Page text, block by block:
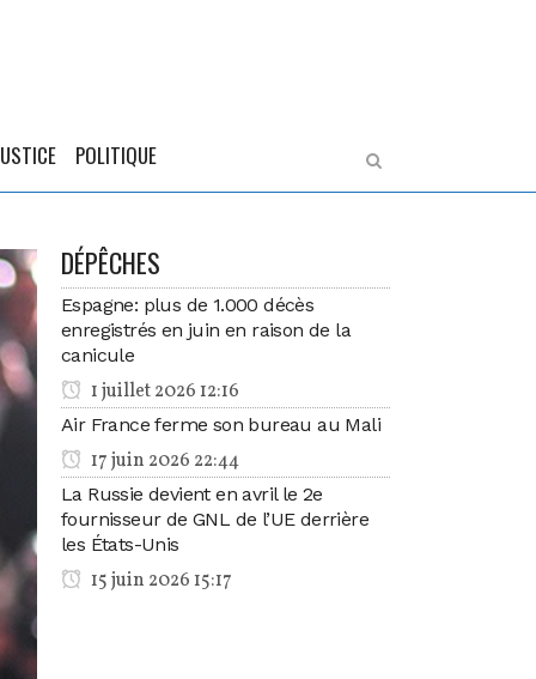
POLITIQUE
DÉPÊCHES
Espagne: plus de 1.000 décès
enregistrés en juin en raison de la
canicule
1 juillet 2026 12:16
Air France ferme son bureau au Mali
17 juin 2026 22:44
La Russie devient en avril le 2e
fournisseur de GNL de l’UE derrière
les États-Unis
15 juin 2026 15:17